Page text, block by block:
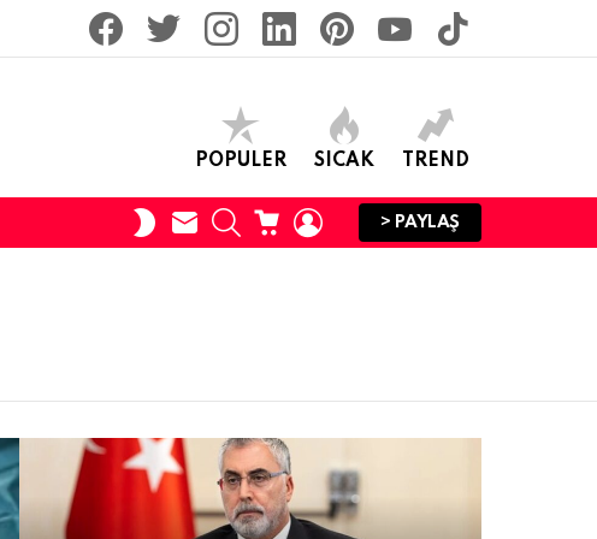
POPULER SICAK TREND
SWITCH
SKIN
SUBSCRIBE
SEARCHCART LOGIN
> PAYLAŞ